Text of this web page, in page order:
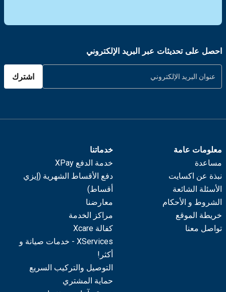
احصل على تحديثات عبر البريد الإلكتروني
اشترك
معلومات عامة
مساعدة
نبذة عن اكسايت
الأسئلة الشائعة
الشروط و الأحكام
خريطة الموقع
تواصل معنا
خدماتنا
خدمة الدفع XPay
دفع الأقساط الشهرية (إيزي
أقساط)
معارضنا
مراكز الخدمة
كفالة Xcare
XServices - خدمات صيانة و
أكثر!
التوصيل والتركيب السريع
حماية المشتري